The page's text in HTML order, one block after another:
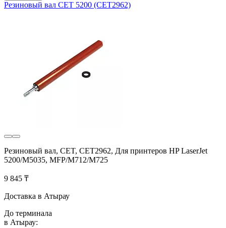
Резиновый вал CET 5200 (CET2962)
Резиновый вал, CET, CET2962, Для принтеров HP LaserJet
5200/M5035, MFP/M712/M725
9 845 ₸
Доставка в Атырау
До терминала
в Атырау: